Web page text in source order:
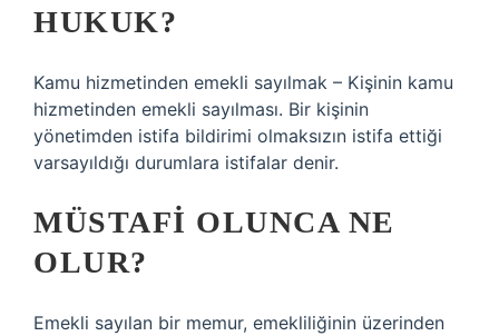
HUKUK?
Kamu hizmetinden emekli sayılmak – Kişinin kamu
hizmetinden emekli sayılması. Bir kişinin
yönetimden istifa bildirimi olmaksızın istifa ettiği
varsayıldığı durumlara istifalar denir.
MÜSTAFI OLUNCA NE
OLUR?
Emekli sayılan bir memur, emekliliğinin üzerinden